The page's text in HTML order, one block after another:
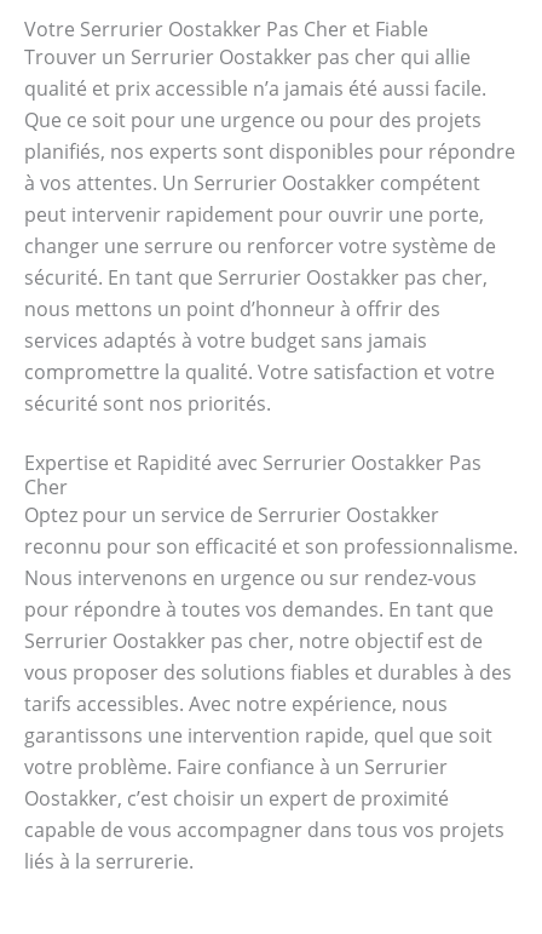
Votre Serrurier Oostakker Pas Cher et Fiable
Trouver un Serrurier Oostakker pas cher qui allie
qualité et prix accessible n’a jamais été aussi facile.
Que ce soit pour une urgence ou pour des projets
planifiés, nos experts sont disponibles pour répondre
à vos attentes. Un Serrurier Oostakker compétent
peut intervenir rapidement pour ouvrir une porte,
changer une serrure ou renforcer votre système de
sécurité. En tant que Serrurier Oostakker pas cher,
nous mettons un point d’honneur à offrir des
services adaptés à votre budget sans jamais
compromettre la qualité. Votre satisfaction et votre
sécurité sont nos priorités.
Expertise et Rapidité avec Serrurier Oostakker Pas
Cher
Optez pour un service de Serrurier Oostakker
reconnu pour son efficacité et son professionnalisme.
Nous intervenons en urgence ou sur rendez-vous
pour répondre à toutes vos demandes. En tant que
Serrurier Oostakker pas cher, notre objectif est de
vous proposer des solutions fiables et durables à des
tarifs accessibles. Avec notre expérience, nous
garantissons une intervention rapide, quel que soit
votre problème. Faire confiance à un Serrurier
Oostakker, c’est choisir un expert de proximité
capable de vous accompagner dans tous vos projets
liés à la serrurerie.